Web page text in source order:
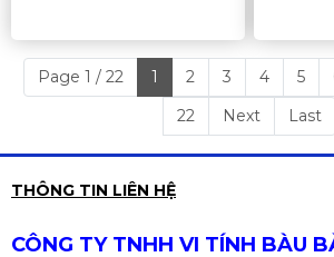
Page 1 / 22 1 2 3 4 5
22
Next Last
THÔNG TIN LIÊN HỆ
CÔNG TY TNHH VI TÍNH BÀU